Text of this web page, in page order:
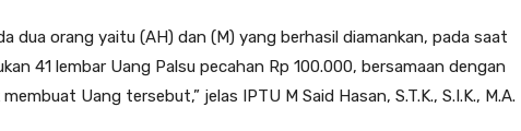
dua orang yaitu (AH) dan (M) yang berhasil diamankan, pada saat
41 lembar Uang Palsu pecahan Rp 100.000, bersamaan dengan
Uang tersebut,” jelas IPTU M Said Hasan, S.T.K., S.I.K., M.A.